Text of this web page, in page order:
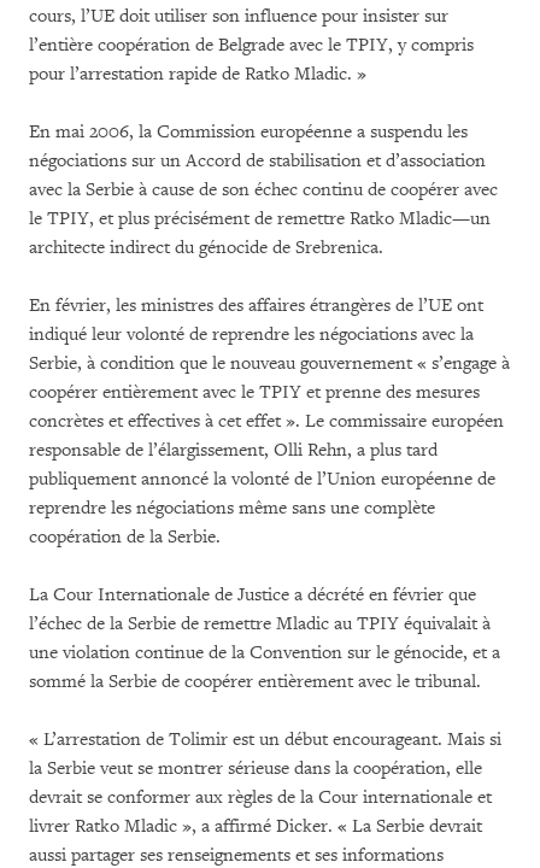
cours, l’UE doit utiliser son influence pour insister sur
l’entière coopération de Belgrade avec le TPIY, y compris
pour l’arrestation rapide de Ratko Mladic. »
En mai 2006, la Commission européenne a suspendu les
négociations sur un Accord de stabilisation et d’association
avec la Serbie à cause de son échec continu de coopérer avec
le TPIY, et plus précisément de remettre Ratko Mladic—un
architecte indirect du génocide de Srebrenica.
En février, les ministres des affaires étrangères de l’UE ont
indiqué leur volonté de reprendre les négociations avec la
Serbie, à condition que le nouveau gouvernement « s’engage à
coopérer entièrement avec le TPIY et prenne des mesures
concrètes et effectives à cet effet ». Le commissaire européen
responsable de l’élargissement, Olli Rehn, a plus tard
publiquement annoncé la volonté de l’Union européenne de
reprendre les négociations même sans une complète
coopération de la Serbie.
La Cour Internationale de Justice a décrété en février que
l’échec de la Serbie de remettre Mladic au TPIY équivalait à
une violation continue de la Convention sur le génocide, et a
sommé la Serbie de coopérer entièrement avec le tribunal.
« L’arrestation de Tolimir est un début encourageant. Mais si
la Serbie veut se montrer sérieuse dans la coopération, elle
devrait se conformer aux règles de la Cour internationale et
livrer Ratko Mladic », a affirmé Dicker. « La Serbie devrait
aussi partager ses renseignements et ses informations